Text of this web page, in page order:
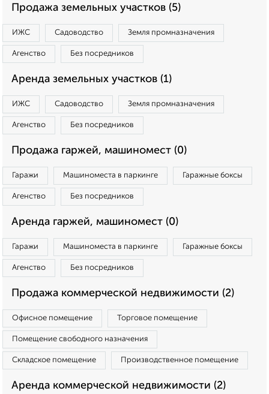
Продажа земельных участков (5)
ИЖС Садоводство Земля промназначения
Агенство Без посредников
Аренда земельных участков (1)
ИЖС Садоводство Земля промназначения
Агенство Без посредников
Продажа гаржей, машиномест (0)
Гаражи Машиноместа в паркинге Гаражные боксы
Агенство Без посредников
Аренда гаржей, машиномест (0)
Гаражи Машиноместа в паркинге Гаражные боксы
Агенство Без посредников
Продажа коммерческой недвижимости (2)
Офисное помещение Торговое помещение
Помещение свободного назначения
Складское помещение Производственное помещение
Аренда коммерческой недвижимости (2)